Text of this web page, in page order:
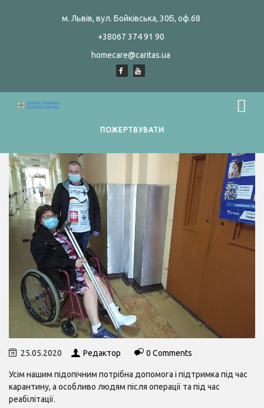
м. Львів, вул. Бойківська, 30Б, оф.68
+38067 374 91 90
homecare@caritas.ua
ПОЖЕРТВУВАТИ
25.05.2020 Редактор 0 Comments
Усім нашим підопічним потрібна допомога і підтримка під час
карантину, а особливо людям після операції та під час
реабілітації.